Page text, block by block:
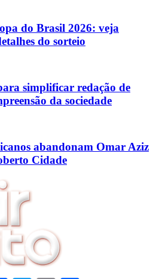
do Brasil 2026: veja
do sorteio
simplificar redação de
da sociedade
abandonam Omar Aziz
Cidade